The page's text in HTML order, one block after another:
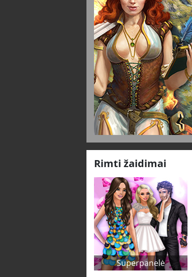
Rimti žaidimai
Superpanelė